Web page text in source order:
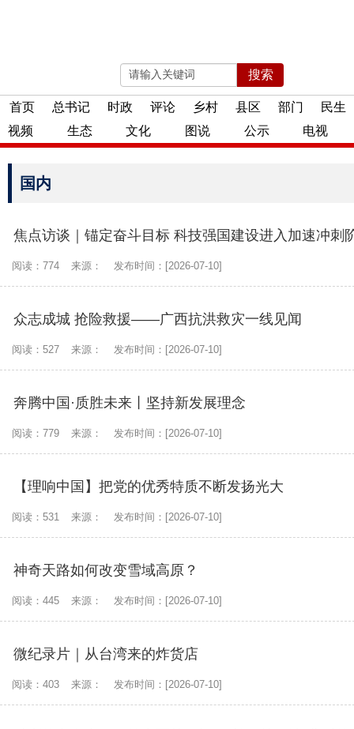
搜索
2026年08月06日 星期四
首页 总书记 时政 评论 乡村 县区 部门
民生
视频
生态 文化 图说 公示 电视
国内
焦点访谈｜锚定奋斗目标 科技强国建设进入加速冲刺
阅读：774 来源： 发布时间：[2026-07-10]
众志成城 抢险救援——广西抗洪救灾一线见闻
阅读：527 来源： 发布时间：[2026-07-10]
奔腾中国·质胜未来丨坚持新发展理念
阅读：779 来源： 发布时间：[2026-07-10]
【理响中国】把党的优秀特质不断发扬光大
阅读：531 来源： 发布时间：[2026-07-10]
神奇天路如何改变雪域高原？
阅读：445 来源： 发布时间：[2026-07-10]
微纪录片｜从台湾来的炸货店
阅读：403 来源： 发布时间：[2026-07-10]